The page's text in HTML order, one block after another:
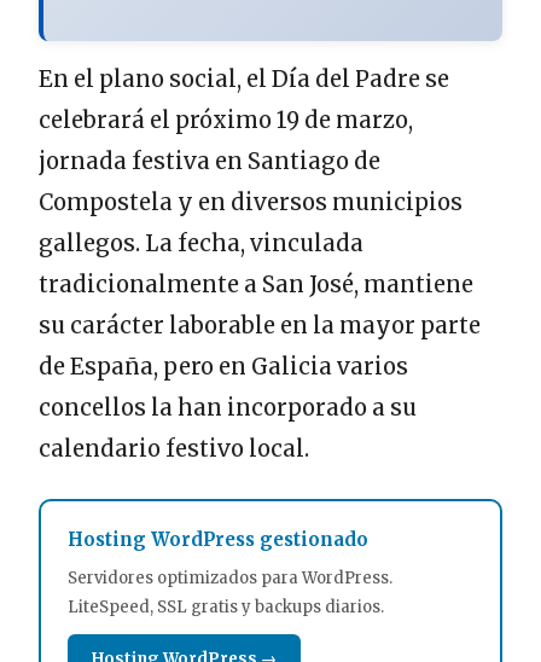
En el plano social, el Día del Padre se
celebrará el próximo 19 de marzo,
jornada festiva en Santiago de
Compostela y en diversos municipios
gallegos. La fecha, vinculada
tradicionalmente a San José, mantiene
su carácter laborable en la mayor parte
de España, pero en Galicia varios
concellos la han incorporado a su
calendario festivo local.
Hosting WordPress gestionado
Servidores optimizados para WordPress.
LiteSpeed, SSL gratis y backups diarios.